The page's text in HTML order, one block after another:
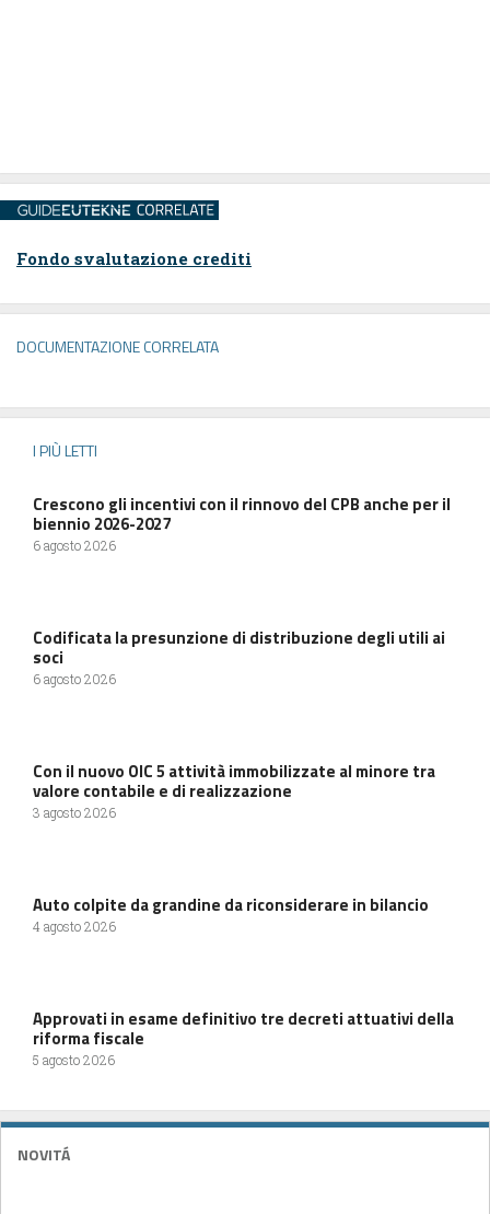
Fondo svalutazione crediti
DOCUMENTAZIONE CORRELATA
I PIÙ LETTI
Crescono gli incentivi con il rinnovo del CPB anche per il
biennio 2026-2027
6 agosto 2026
Codificata la presunzione di distribuzione degli utili ai
soci
6 agosto 2026
Con il nuovo OIC 5 attività immobilizzate al minore tra
valore contabile e di realizzazione
3 agosto 2026
Auto colpite da grandine da riconsiderare in bilancio
4 agosto 2026
Approvati in esame definitivo tre decreti attuativi della
riforma fiscale
5 agosto 2026
NOVITÁ